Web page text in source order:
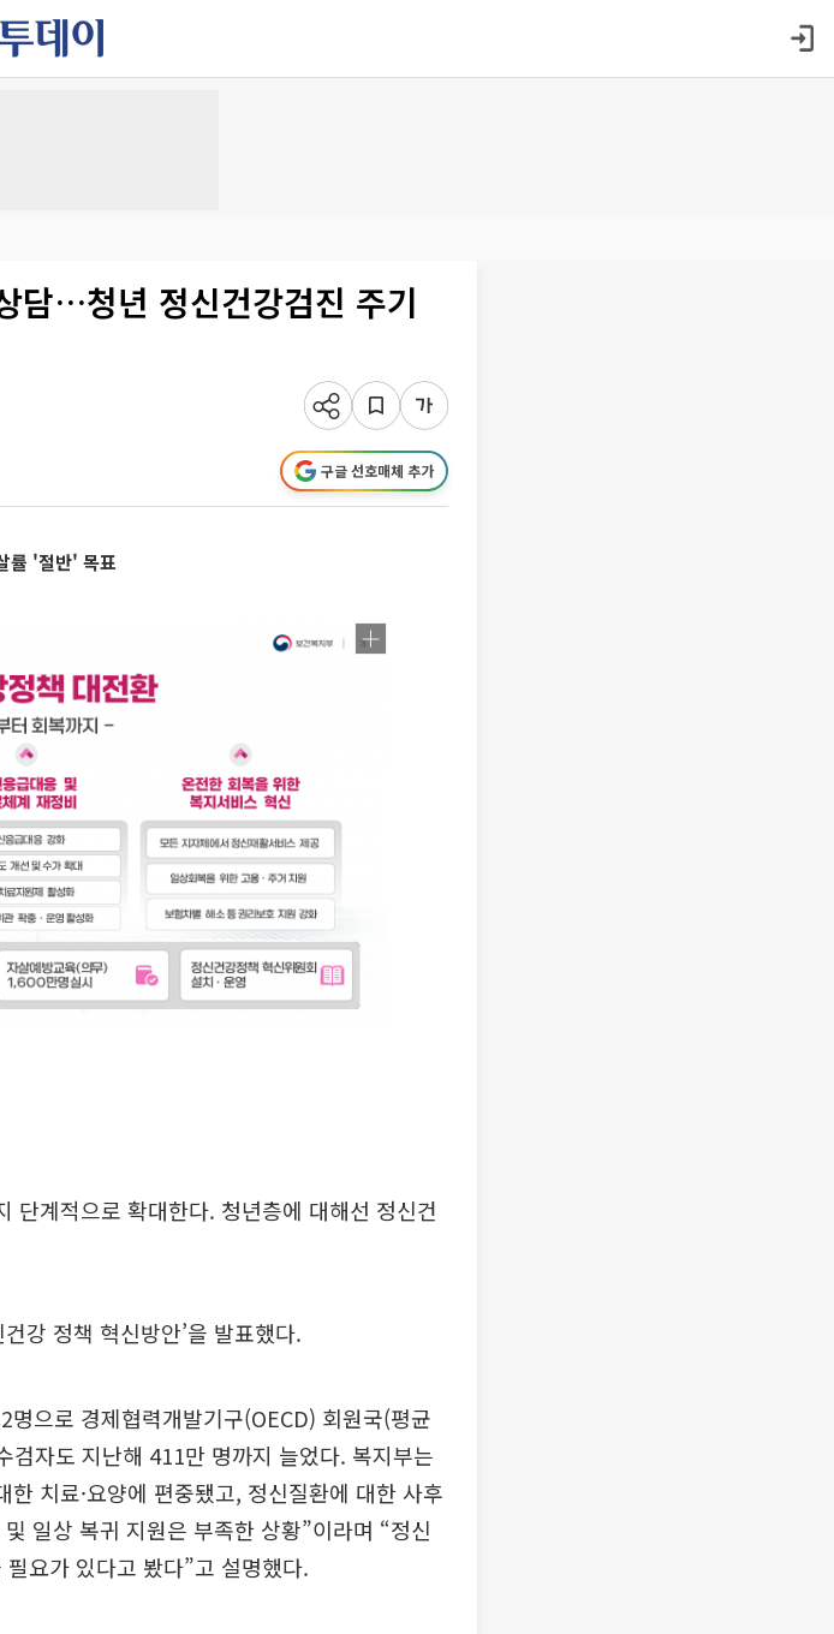
담…청년 정신건강검진 주기
구글 선호매체 추가
률 '절반' 목표
단계적으로 확대한다. 청년층에 대해선 정신건
강 정책 혁신방안’을 발표했다.
으로 경제협력개발기구(OECD) 회원국(평균
자도 지난해 411만 명까지 늘었다. 복지부는
치료·요양에 편중됐고, 정신질환에 대한 사후
일상 복귀 지원은 부족한 상황”이라며 “정신
요가 있다고 봤다”고 설명했다.